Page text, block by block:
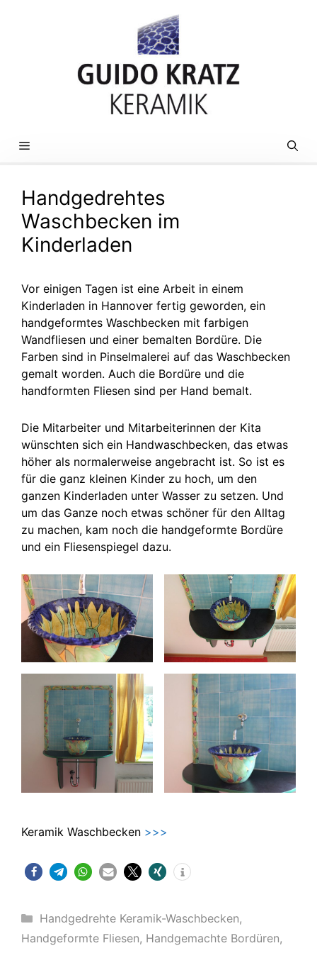
MENÜ
Handgedrehtes
Waschbecken im
Kinderladen
Vor einigen Tagen ist eine Arbeit in einem
Kinderladen in Hannover fertig geworden, ein
handgeformtes Waschbecken mit farbigen
Wandfliesen und einer bemalten Bordüre. Die
Farben sind in Pinselmalerei auf das Waschbecken
gemalt worden. Auch die Bordüre und die
handformten Fliesen sind per Hand bemalt.
Die Mitarbeiter und Mitarbeiterinnen der Kita
wünschten sich ein Handwaschbecken, das etwas
höher als normalerweise angebracht ist. So ist es
für die ganz kleinen Kinder zu hoch, um den
ganzen Kinderladen unter Wasser zu setzen. Und
um das Ganze noch etwas schöner für den Alltag
zu machen, kam noch die handgeformte Bordüre
und ein Fliesenspiegel dazu.
Keramik Waschbecken >>>
Kategorien
Handgedrehte Keramik-Waschbecken,
Handgeformte Fliesen, Handgemachte Bordüren,